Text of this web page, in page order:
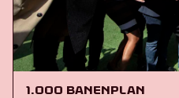
1.000 banenplan